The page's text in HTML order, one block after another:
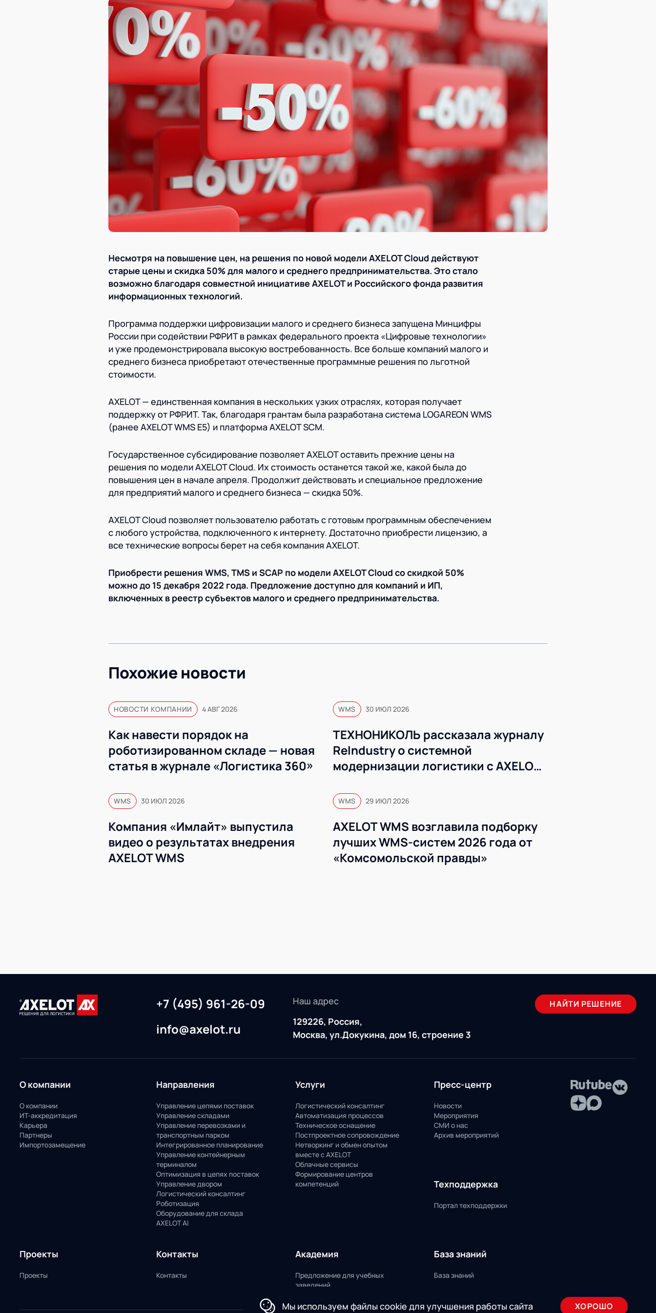
AXELOT AI
Контакты
Контакты
Академия
Предложение для учебных
заведений
База знаний
База знаний
Несмотря на повышение цен, на решения по новой модели AXELOT Cloud действуют
старые цены и скидка 50% для малого и среднего предпринимательства. Это стало
возможно благодаря совместной инициативе AXELOT и Российского фонда развития
информационных технологий.
Программа поддержки цифровизации малого и среднего бизнеса запущена Минцифры
России при содействии РФРИТ в рамках федерального проекта «Цифровые технологии»
и уже продемонстрировала высокую востребованность. Все больше компаний малого и
среднего бизнеса приобретают отечественные программные решения по льготной
стоимости.
AXELOT — единственная компания в нескольких узких отраслях, которая получает
поддержку от РФРИТ. Так, благодаря грантам была разработана система LOGAREON WMS
(ранее AXELOT WMS E5) и платформа AXELOT SCM.
Государственное субсидирование позволяет AXELOT оставить прежние цены на
решения по модели AXELOT Cloud. Их стоимость останется такой же, какой была до
повышения цен в начале апреля. Продолжит действовать и специальное предложение
для предприятий малого и среднего бизнеса — скидка 50%.
AXELOT Cloud позволяет пользователю работать с готовым программным обеспечением
с любого устройства, подключенного к интернету. Достаточно приобрести лицензию, а
все технические вопросы берет на себя компания AXELOT.
Приобрести решения WMS, TMS и SCAP по модели AXELOT Cloud со скидкой 50%
можно до 15 декабря 2022 года. Предложение доступно для компаний и ИП,
включенных в реестр субъектов малого и среднего предпринимательства.
Похожие новости
НОВОСТИ КОМПАНИИ 4 АВГ 2026
Как навести порядок на
роботизированном складе — новая
статья в журнале «Логистика 360»
WMS 30 ИЮЛ 2026
ТЕХНОНИКОЛЬ рассказала журналу
ReIndustry о системной
модернизации логистики с AXELOT
WMS 30 ИЮЛ 2026
Компания «Имлайт» выпустила
видео о результатах внедрения
AXELOT WMS
WMS 29 ИЮЛ 2026
AXELOT WMS возглавила подборку
лучших WMS-систем 2026 года от
«Комсомольской правды»
+7 (495) 961-26-09
info@axelot.ru
Наш адрес
129226, Россия,
Москва, ул.Докукина, дом 16, строение 3
НАЙТИ РЕШЕНИЕ
О компании
О компании
ИТ-аккредитация
Карьера
Партнеры
Импортозамещение
Направления
Управление цепями поставок
Управление складами
Управление перевозками и
транспортным парком
Интегрированное планирование
Управление контейнерным
терминалом
Оптимизация в цепях поставок
Управление двором
Логистический консалтинг
Роботизация
Оборудование для склада
AXELOT AI
Услуги
Логистический консалтинг
Автоматизация процессов
Техническое оснащение
Постпроектное сопровождение
Нетворкинг и обмен опытом
вместе с AXELOT
Облачные сервисы
Формирование центров
компетенций
Пресс-центр
Новости
Мероприятия
СМИ о нас
Архив мероприятий
Техподдержка
Портал техподдержки
Проекты
Проекты
Контакты
Контакты
Академия
Предложение для учебных
заведений
База знаний
База знаний
Мы используем файлы cookie для улучшения работы сайта ХОРОШО